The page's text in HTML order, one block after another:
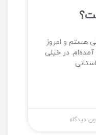
هستم و امروز
در خیلی
دیدگاه